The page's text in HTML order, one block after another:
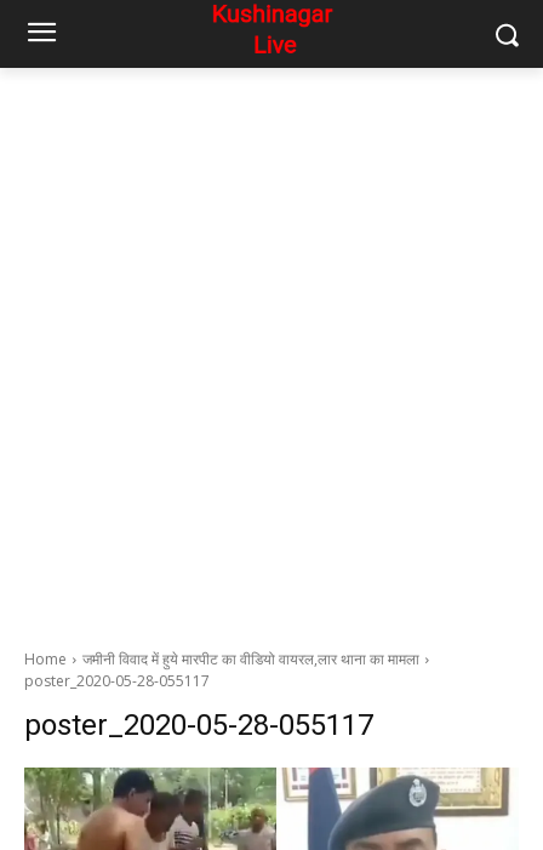
Home
जमीनी विवाद में हुये मारपीट का वीडियो वायरल,लार थाना का मामला
poster_2020-05-28-055117
poster_2020-05-28-055117